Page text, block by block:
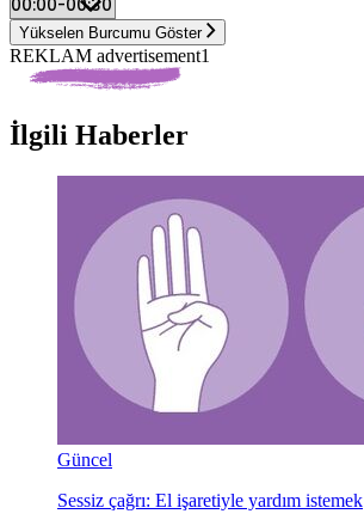
Yükselen Burcumu Göster
REKLAM advertisement1
İlgili Haberler
Güncel
Sessiz çağrı: El işaretiyle yardım istemek